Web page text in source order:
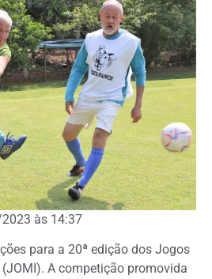
às 14:37
para a 20ª edição dos Jogos
A competição promovida